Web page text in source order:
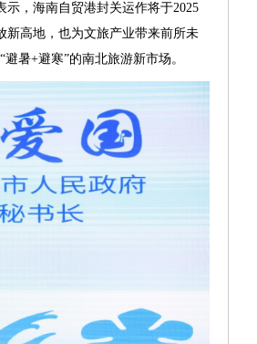
，海南自贸港封关运作将于2025
新高地，也为文旅产业带来前所未
暑+避寒”的南北旅游新市场。